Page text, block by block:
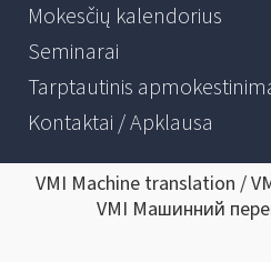
Mokesčių kalendorius
Seminarai
Tarptautinis
Kontaktai / Apklausa
VMI Machine translation /
VMI Машинний